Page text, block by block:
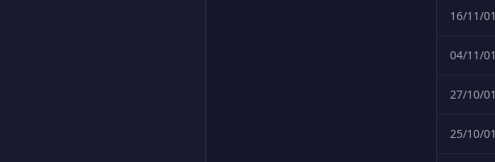
16/11/01
04/11/01
27/10/01
25/10/01